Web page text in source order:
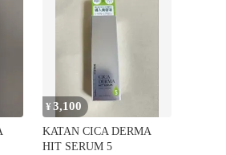
¥3,100
KATAN CICA DERMA
HIT SERUM 5